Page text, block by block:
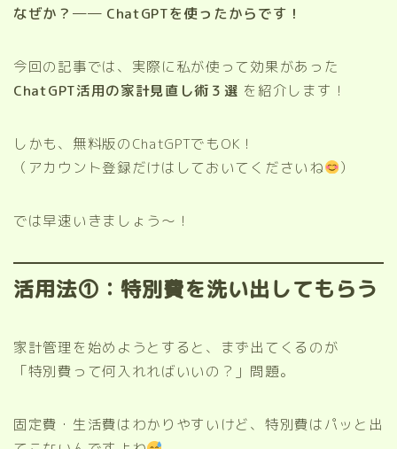
なぜか？── ChatGPTを使ったからです！
今回の記事では、実際に私が使って効果があった
ChatGPT活用の家計見直し術３選 を紹介します！
しかも、無料版のChatGPTでもOK！
（アカウント登録だけはしておいてくださいね
）
では早速いきましょう〜！
活用法①：特別費を洗い出してもらう
家計管理を始めようとすると、まず出てくるのが
「特別費って何入れればいいの？」問題。
固定費・生活費はわかりやすいけど、特別費はパッと出